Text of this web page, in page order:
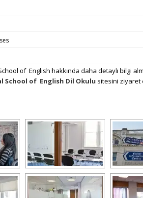
of English hakkında daha detaylı bilgi
School of English Dil Okulu sitesini